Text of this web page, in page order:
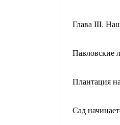
Глава III.
Павловские
Плантация
Сад